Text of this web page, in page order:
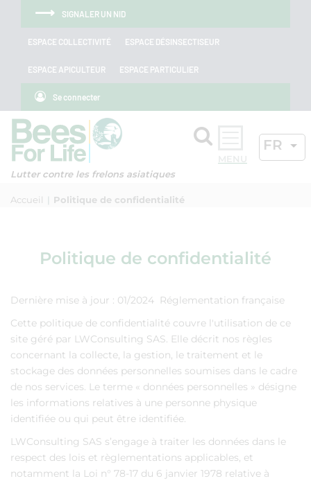
Panneau de gestion des cookies
Aller au menu
Aller au contenu
Aller à la recherche
SIGNALER UN NID
ESPACE COLLECTIVITÉ ESPACE DÉSINSECTISEUR
ESPACE APICULTEUR ESPACE PARTICULIER
Se connecter
Lutter contre les frelons asiatiques
Rechercher
FR
Accueil Politique de confidentialité
Politique de confidentialité
Dernière mise à jour : 01/2024 Réglementation française
Cette politique de confidentialité couvre l'utilisation de ce
site géré par LWConsulting SAS. Elle décrit nos règles
concernant la collecte, la gestion, le traitement et le
stockage des données personnelles soumises dans le cadre
de nos services. Le terme « données personnelles » désigne
les informations relatives à une personne physique
identifiée ou qui peut être identifiée.
LWConsulting SAS s’engage à traiter les données dans le
respect des lois et règlementations applicables, et
notamment la Loi n° 78-17 du 6 janvier 1978 relative à